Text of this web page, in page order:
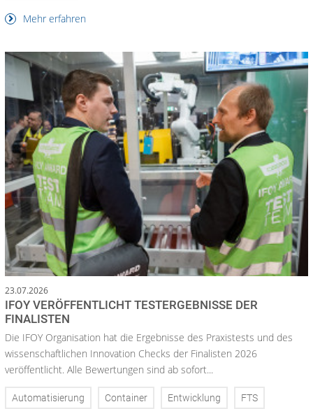
Mehr erfahren
23.07.2026
IFOY VERÖFFENTLICHT TESTERGEBNISSE DER
FINALISTEN
Die IFOY Organisation hat die Ergebnisse des Praxistests und des
wissenschaftlichen Innovation Checks der Finalisten 2026
veröffentlicht. Alle Bewertungen sind ab sofort...
Automatisierung Container Entwicklung FTS